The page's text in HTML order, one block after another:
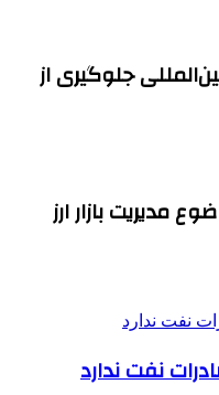
جلوگیری از
مدیریت بازار ارز
نفت ندارد